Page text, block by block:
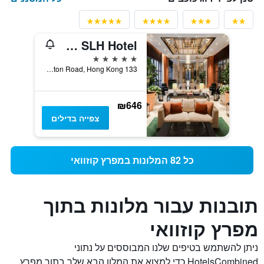
Lanson Place Causeway Bay, Hong Kong, an SLH Hotel
5 כוכבים
133 Leighton Road, Hong Kong, הונג קונג
₪646
צפייה בדילים
כל 82 המלונות במפרץ קוזוואי
תובנות עבור מלונות בתוך
מפרץ קוזוואי
ניתן להשתמש בטיפים שלנו המבוססים על נתוני